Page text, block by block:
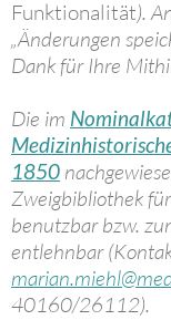
Funktionalität).
„Änderungen
Dank für Ihre
Die im
1850
Zweigbibliothek
benutzbar bzw.
entlehnbar
40160/26112).